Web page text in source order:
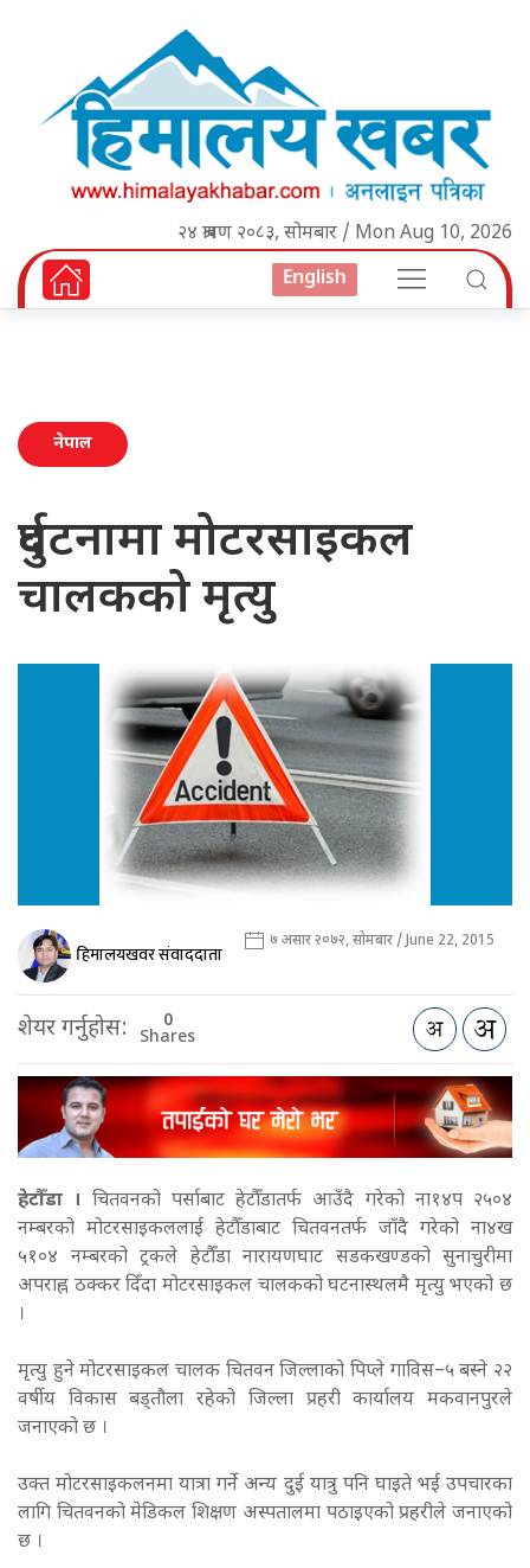
२४ श्रावण २०८३, सोमबार / Mon Aug 10, 2026
English
नेपाल
दुर्घटनामा मोटरसाइकल
चालकको मृत्यु
हिमालयखवर संवाददाता ७ असार २०७२, सोमबार / June 22, 2015
शेयर गर्नुहोस: 0
Shares
हेटौँडा । चितवनको पर्साबाट हेटौँडातर्फ आउँदै गरेको ना१४प २५०४
नम्बरको मोटरसाइकललाई हेटौँडाबाट चितवनतर्फ जाँदै गरेको ना४ख
५१०४ नम्बरको ट्रकले हेटौँडा नारायणघाट सडकखण्डको सुनाचुरीमा
अपराह्न ठक्कर दिँदा मोटरसाइकल चालकको घटनास्थलमै मृत्यु भएको छ
।
मृत्यु हुने मोटरसाइकल चालक चितवन जिल्लाको पिप्ले गाविस–५ बस्ने २२
वर्षीय विकास बड्तौला रहेको जिल्ला प्रहरी कार्यालय मकवानपुरले
जनाएको छ ।
उक्त मोटरसाइकलनमा यात्रा गर्ने अन्य दुई यात्रु पनि घाइते भई उपचारका
लागि चितवनको मेडिकल शिक्षण अस्पतालमा पठाइएको प्रहरीले जनाएको
छ ।